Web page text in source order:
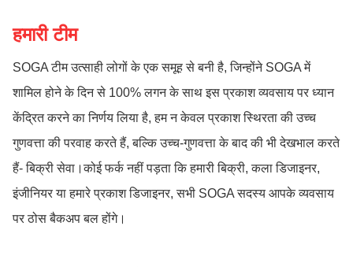
हमारी टीम
SOGA टीम उत्साही लोगों के एक समूह से बनी है, जिन्होंने SOGA में
शामिल होने के दिन से 100% लगन के साथ इस प्रकाश व्यवसाय पर ध्यान
केंद्रित करने का निर्णय लिया है, हम न केवल प्रकाश स्थिरता की उच्च
गुणवत्ता की परवाह करते हैं, बल्कि उच्च-गुणवत्ता के बाद की भी देखभाल करते
हैं- बिक्री सेवा।कोई फर्क नहीं पड़ता कि हमारी बिक्री, कला डिजाइनर,
इंजीनियर या हमारे प्रकाश डिजाइनर, सभी SOGA सदस्य आपके व्यवसाय
पर ठोस बैकअप बल होंगे।